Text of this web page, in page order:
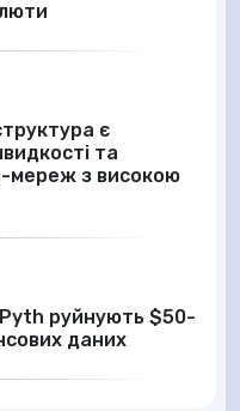
є
та
мереж з високою
руйнують $50-
даних